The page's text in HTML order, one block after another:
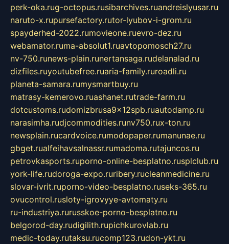
perk-oka.rug-octopus.rusibarchives.ruandreislyusar.ru
naruto-x.rupursefactory.rutor-lyubov-i-grom.ru
spayderhed-2022.rumovieone.ruevro-dez.ru
webamator.ruma-absolut1.ruavtopomosch27.ru
nv-750.runews-plain.runertansaga.rudelanalad.ru
dizfiles.ruyoutubefree.ruaria-family.ruroadli.ru
planeta-samara.rumysmartbuy.ru
matrasy-kemerovo.ruashanet.rutrade-farm.ru
dotcustoms.rudomizbrusa9x12spb.ruautodamp.ru
narasimha.rudjcommodities.runv750.rux-ton.ru
newsplain.rucardvoice.rumodopaper.rumanunae.ru
gbget.rualfeihavsalnassr.rumadoma.rutajuncos.ru
petrovkasports.ruporno-online-besplatno.rusplclub.ru
york-life.rudoroga-expo.ruribery.rucleanmedicine.ru
slovar-ivrit.ruporno-video-besplatno.ruseks-365.ru
ovucontrol.rusloty-igrovyye-avtomaty.ru
ru-industriya.rurusskoe-porno-besplatno.ru
belgorod-day.rudigilith.rupichkurovlab.ru
medic-today.rutaksu.rucomp123.rudon-ykt.ru